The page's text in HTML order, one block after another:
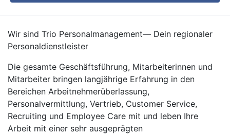
Wir sind Trio Personalmanagement— Dein regionaler
Personaldienstleister
Die gesamte Geschäftsführung, Mitarbeiterinnen und
Mitarbeiter bringen langjährige Erfahrung in den
Bereichen Arbeitnehmerüberlassung,
Personalvermittlung, Vertrieb, Customer Service,
Recruiting und Employee Care mit und leben Ihre
Arbeit mit einer sehr ausgeprägten